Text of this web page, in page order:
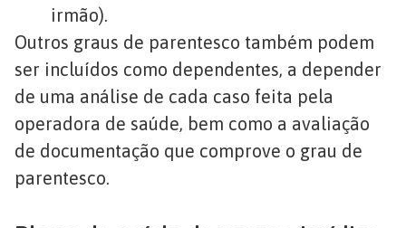
irmão).
Outros graus de parentesco também podem
ser incluídos como dependentes, a depender
de uma análise de cada caso feita pela
operadora de saúde, bem como a avaliação
de documentação que comprove o grau de
parentesco.